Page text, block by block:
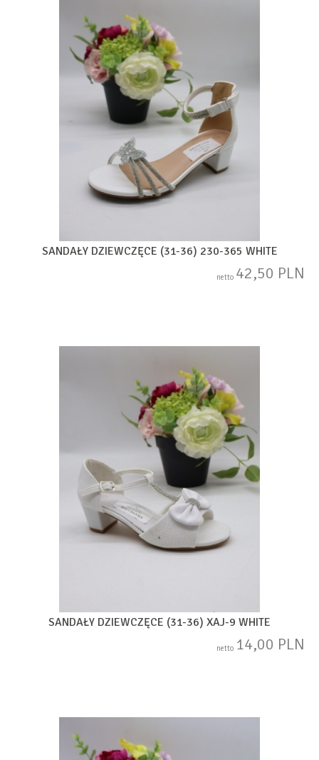
SANDAŁY DZIEWCZĘCE (31-36) 230-365 WHITE
netto 42,50 PLN
SANDAŁY DZIEWCZĘCE (31-36) XAJ-9 WHITE
netto 14,00 PLN